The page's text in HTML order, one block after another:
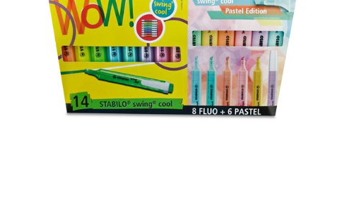
Ver más
Refuerzos para carpeta
Ver más
Ver más